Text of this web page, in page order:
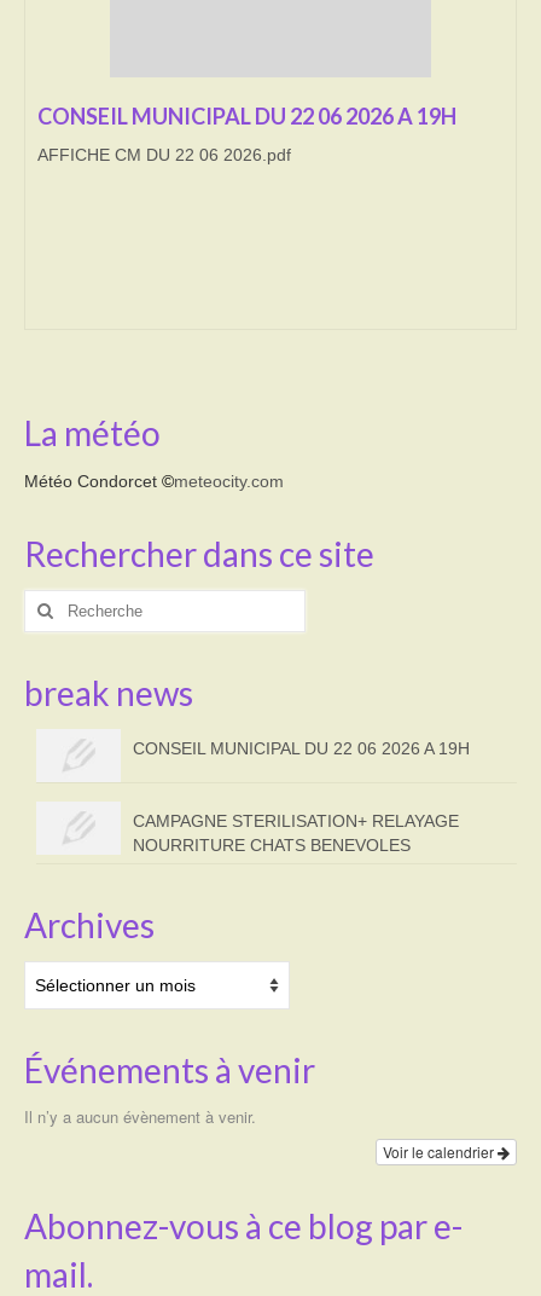
Culte
CONSEIL MUNICIPAL DU 22 06 2026 A 19H
AFFICHE CM DU 22 06 2026.pdf
La météo
Météo Condorcet ©meteocity.com
Rechercher dans ce site
Rechercher
break news
CONSEIL MUNICIPAL DU 22 06 2026 A 19H
CAMPAGNE STERILISATION+ RELAYAGE
NOURRITURE CHATS BENEVOLES
Archives
Événements à venir
Il n’y a aucun évènement à venir.
Voir le calendrier
Abonnez-vous à ce blog par e-
mail.